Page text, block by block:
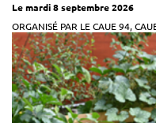
Le mardi 8 septembre 2026
ORGANISÉ PAR LE CAUE 94,